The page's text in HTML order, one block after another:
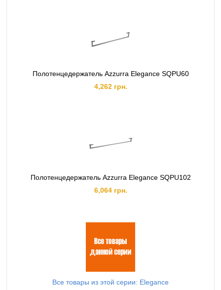
Полотенцедержатель Azzurra Elegance SQPU60
4,262 грн.
Полотенцедержатель Azzurra Elegance SQPU102
6,064 грн.
Все товары из этой серии: Elegance